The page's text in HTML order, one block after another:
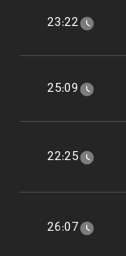
23:22
25:09
22:25
26:07